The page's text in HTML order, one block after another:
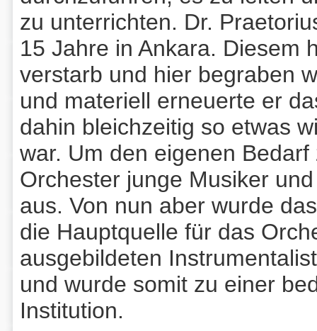
zu unterrichten. Dr.
15 Jahre in Ankara. Diesem
verstarb und hier begraben
und materiell erneuerte er
dahin bleichzeitig so etwas
war. Um den eigenen
Orchester junge Musiker
aus. Von nun aber wurde
die Hauptquelle für das
ausgebildeten
und wurde somit zu einer
Institution.